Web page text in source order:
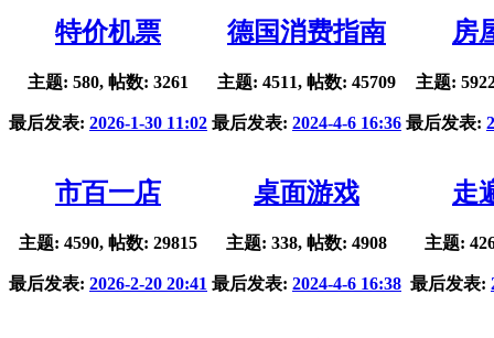
特价机票
主题: 580, 帖数: 3261
最后发表: 2026-1-30 11:02
德国消费指南
主题: 4511, 帖数: 45709
最后发表: 2024-4-6 16:36
房
主题:
最后发表:
市百一店
主题: 4590, 帖数: 29815
最后发表: 2026-2-20 20:41
桌面游戏
主题: 338, 帖数: 4908
最后发表: 2024-4-6 16:38
走
主题:
最后发表: